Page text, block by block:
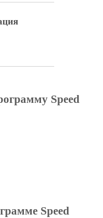
Speed
Speed